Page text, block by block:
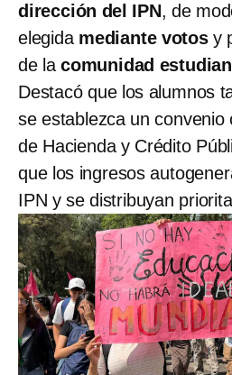
dirección del IPN, de
elegida mediante votosy
de la comunidad
Destacó que los alumnos
se establezca un
de Hacienda y Crédito
que los ingresos
IPN y se distribuyan